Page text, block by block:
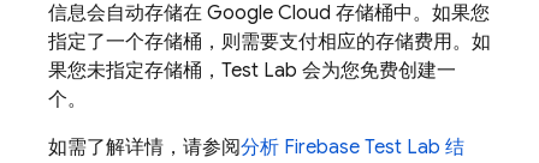
信息会自动存储在 Google Cloud 存储桶中。如果您
指定了一个存储桶，则需要支付相应的存储费用。如
果您未指定存储桶， Test Lab 会为您免费创建一
个。
如需了解详情，请参阅分析 Firebase Test Lab 结